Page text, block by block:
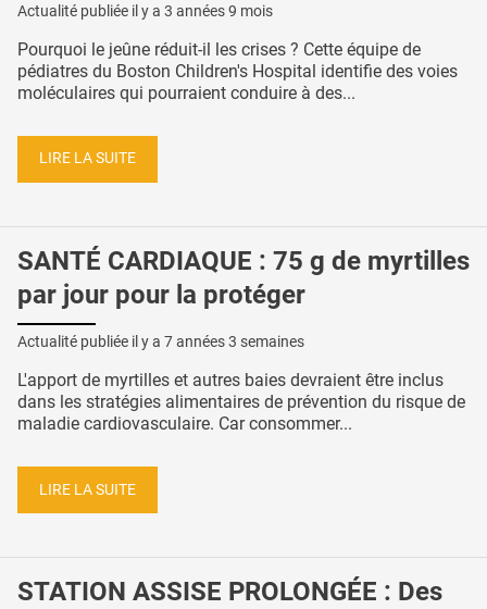
Actualité publiée il y a 3 années 9 mois
Pourquoi le jeûne réduit-il les crises ? Cette équipe de
pédiatres du Boston Children's Hospital identifie des voies
moléculaires qui pourraient conduire à des...
LIRE LA SUITE
SANTÉ CARDIAQUE : 75 g de myrtilles
par jour pour la protéger
Actualité publiée il y a 7 années 3 semaines
L'apport de myrtilles et autres baies devraient être inclus
dans les stratégies alimentaires de prévention du risque de
maladie cardiovasculaire. Car consommer...
LIRE LA SUITE
STATION ASSISE PROLONGÉE : Des